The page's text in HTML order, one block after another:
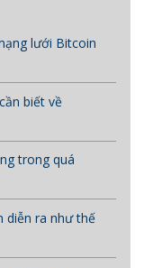
lưới Bitcoin
biết về
trong quá
diễn ra như thế